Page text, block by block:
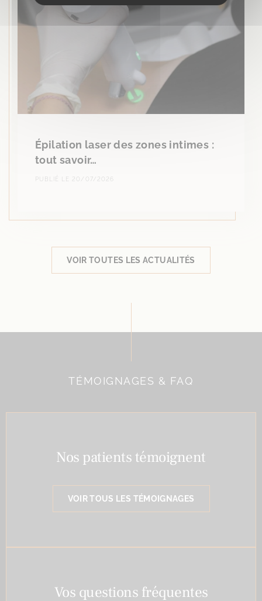
Épilation laser des zones intimes :
tout savoir…
PUBLIÉ LE 20/07/2026
VOIR TOUTES LES ACTUALITÉS
TÉMOIGNAGES & FAQ
Nos patients témoignent
VOIR TOUS LES TÉMOIGNAGES
Vos questions fréquentes